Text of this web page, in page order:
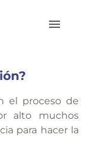
el proceso de
alto muchos
para hacer la